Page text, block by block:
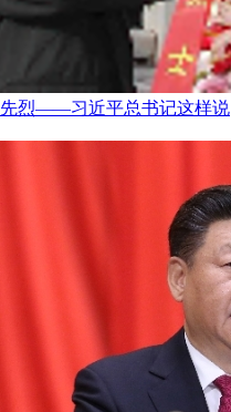
先烈——习近平总书记这样说